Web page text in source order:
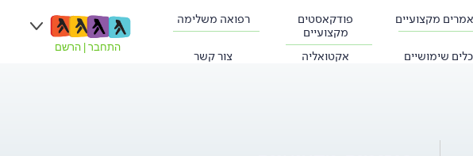
מקצועיים
פודקאסטים
מקצועיים
רפואה משלימה
כלים שימושיים אקטואליה צור קשר
התחבר הרשם